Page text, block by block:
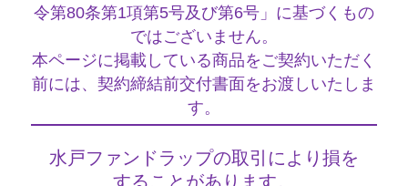
令第80条第1項第5号及び第6号」に基づくもの
ではございません。
本ページに掲載している商品をご契約いただく
前には、契約締結前交付書面をお渡しいたしま
す。
水戸ファンドラップの取引により損を
することがあります。